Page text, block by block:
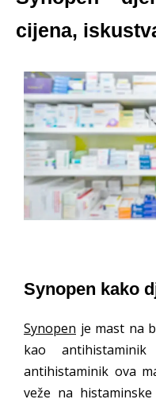
cijena,
Synopen kako
Synopen je mast na
kao
antihistaminik ova
veže na